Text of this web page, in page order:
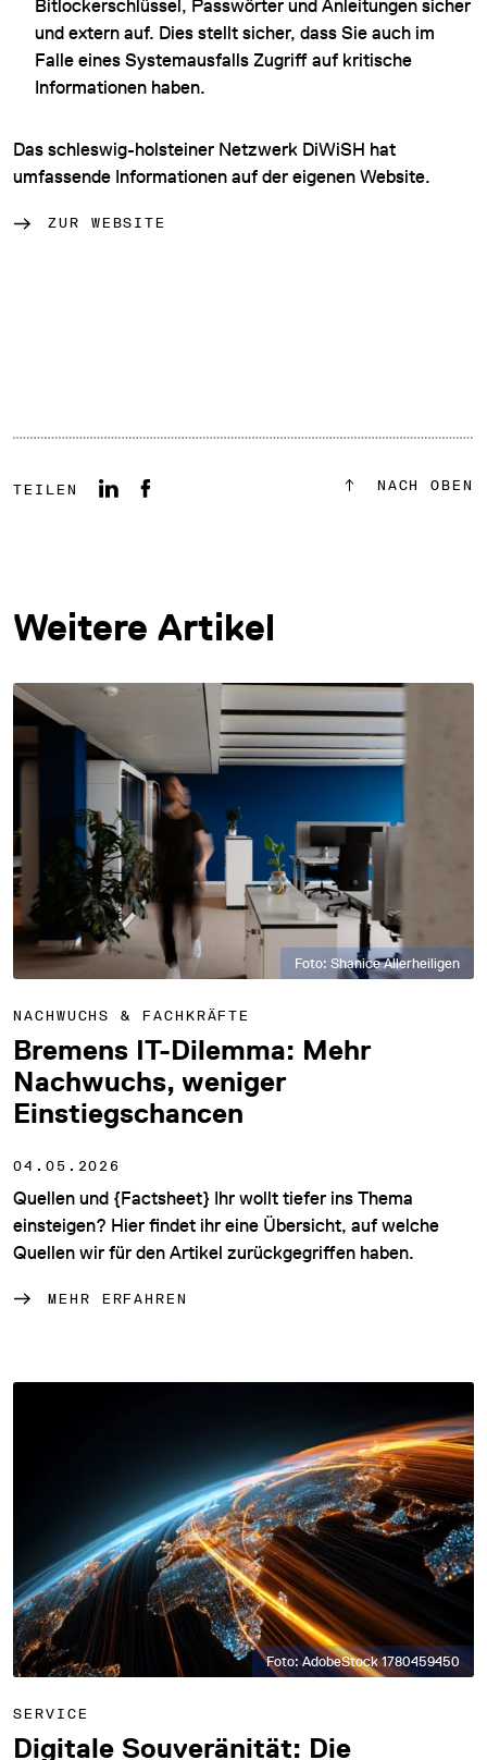
Bitlockerschlüssel, Passwörter und Anleitungen sicher
und extern auf. Dies stellt sicher, dass Sie auch im
Falle eines Systemausfalls Zugriff auf kritische
Informationen haben.
Das schleswig-holsteiner Netzwerk DiWiSH hat
umfassende Informationen auf der eigenen Website.
ZUR WEBSITE
TEILEN NACH OBEN
Weitere Artikel
Foto: Shanice Allerheiligen
NACHWUCHS & FACHKRÄFTE
Bremens IT-Dilemma: Mehr
Nachwuchs, weniger
Einstiegschancen
04.05.2026
Quellen und {Factsheet} Ihr wollt tiefer ins Thema
einsteigen? Hier findet ihr eine Übersicht, auf welche
Quellen wir für den Artikel zurückgegriffen haben.
MEHR ERFAHREN
Foto: AdobeStock 1780459450
SERVICE
Digitale Souveränität: Die